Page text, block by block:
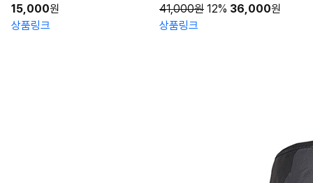
15,000원
상품링크
41,000원 12% 36,000원
상품링크